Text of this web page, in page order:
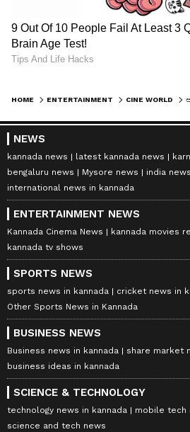
HOME ENTERTAINMENT CINE WORLD
NEWS
kannada news latest kannada news
bengaluru news
Mysore news
india
international news in kannada
ENTERTAINMENT NEWS
Kannada Cinema News kannada movies
kannada tv shows
SPORTS NEWS
sports news in kannada
cricket news in
Other Sports News in Kannada
BUSINESS NEWS
Business news in kannada
share market
business ideas in kannada
SCIENCE & TECHNOLOGY
technology news in kannada
mobile tech
science and tech news